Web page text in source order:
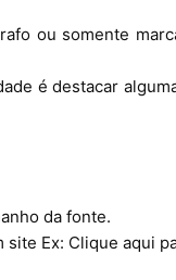
ou somente
é destacar
da fonte.
Ex: Clique aqui